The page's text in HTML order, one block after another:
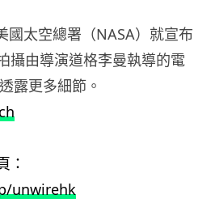
國太空總署（NASA）就宣布
攝由導演道格李曼執導的電
露更多細節。
：
unwirehk